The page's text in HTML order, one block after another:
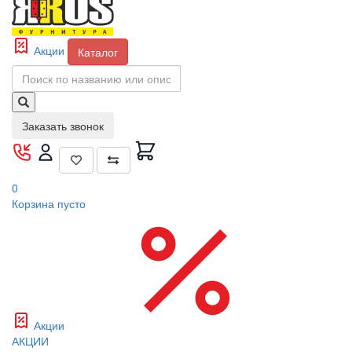
Акции Каталог
Заказать звонок
0
Корзина пусто
Акции
АКЦИИ